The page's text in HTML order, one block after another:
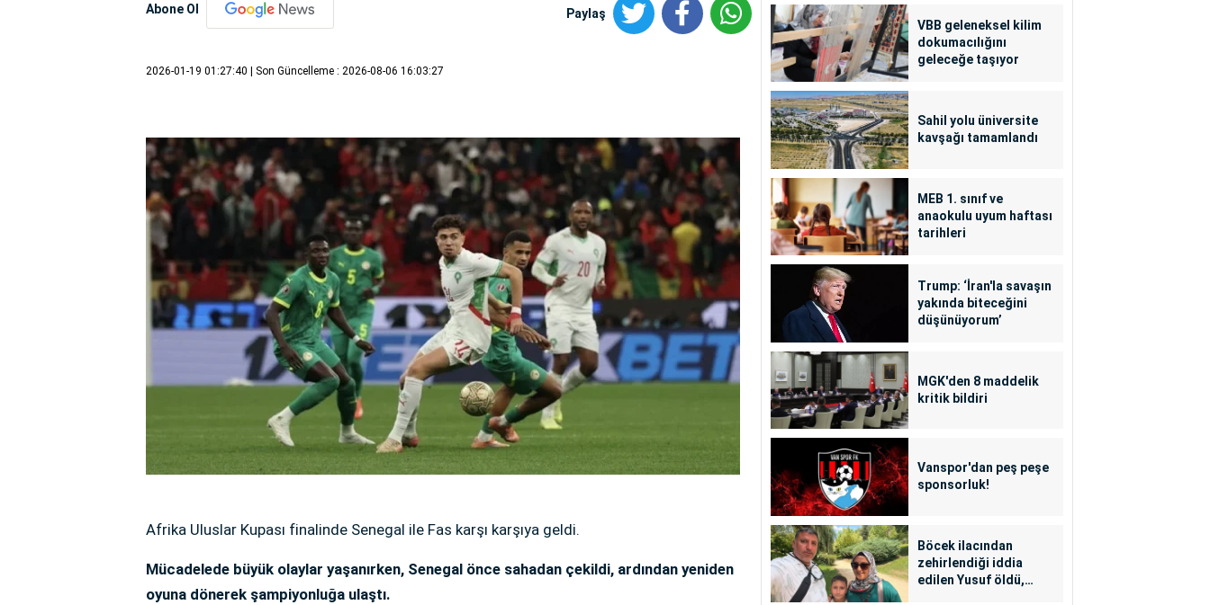
Abone Ol Paylaş
2026-01-19 01:27:40 | Son Güncelleme : 2026-08-06 16:03:27
Afrika Uluslar Kupası finalinde Senegal ile Fas karşı karşıya geldi.
Mücadelede büyük olaylar yaşanırken, Senegal önce sahadan çekildi, ardından yeniden
oyuna dönerek şampiyonluğa ulaştı.
VBB geleneksel kilim
dokumacılığını
geleceğe taşıyor
Sahil yolu üniversite
kavşağı tamamlandı
MEB 1. sınıf ve
anaokulu uyum haftası
tarihleri
Trump: ‘İran'la savaşın
yakında biteceğini
düşünüyorum’
MGK'den 8 maddelik
kritik bildiri
Vanspor'dan peş peşe
sponsorluk!
Böcek ilacından
zehirlendiği iddia
edilen Yusuf öldü,